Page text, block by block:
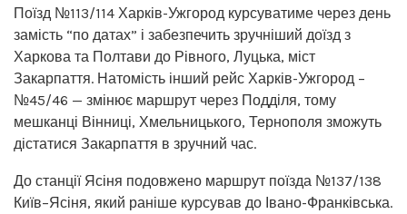
Поїзд №113/114 Харків-Ужгород курсуватиме через день
замість “по датах” і забезпечить зручніший доїзд з
Харкова та Полтави до Рівного, Луцька, міст
Закарпаття. Натомість інший рейс Харків-Ужгород –
№45/46 — змінює маршрут через Подділя, тому
мешканці Вінниці, Хмельницького, Тернополя зможуть
дістатися Закарпаття в зручний час.
До станції Ясіня подовжено маршрут поїзда №137/138
Київ–Ясіня, який раніше курсував до Івано-Франківська.